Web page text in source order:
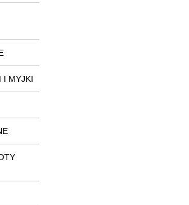
I MYJKI